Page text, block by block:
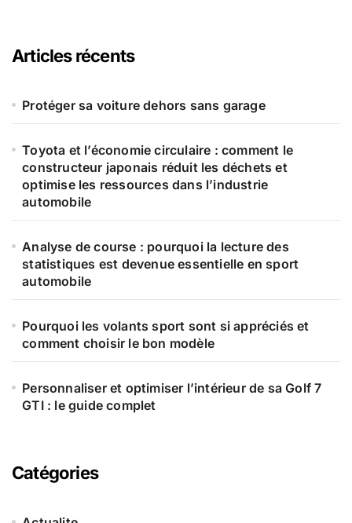
r
c
e
:
Articles récents
Protéger sa voiture dehors sans garage
Toyota et l’économie circulaire : comment le
constructeur japonais réduit les déchets et
optimise les ressources dans l’industrie
automobile
Analyse de course : pourquoi la lecture des
statistiques est devenue essentielle en sport
automobile
Pourquoi les volants sport sont si appréciés et
comment choisir le bon modèle
Personnaliser et optimiser l’intérieur de sa Golf 7
GTI : le guide complet
Catégories